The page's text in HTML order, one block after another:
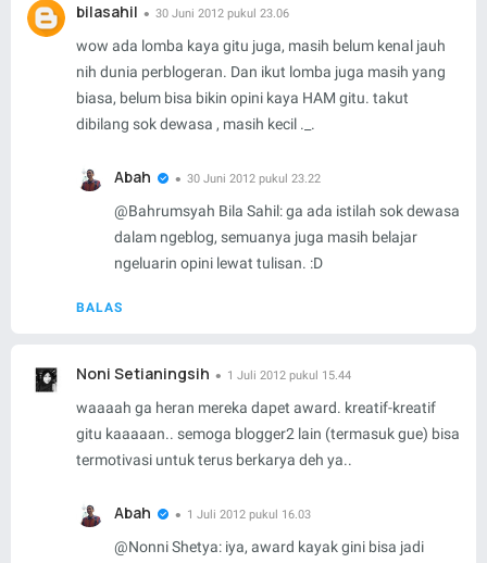
bilasahil 30 Juni 2012 pukul 23.06
wow ada lomba kaya gitu juga, masih belum kenal jauh
nih dunia perblogeran. Dan ikut lomba juga masih yang
biasa, belum bisa bikin opini kaya HAM gitu. takut
dibilang sok dewasa , masih kecil ._.
BALAS
Abah 30 Juni 2012 pukul 23.22
@Bahrumsyah Bila Sahil: ga ada istilah sok dewasa
dalam ngeblog, semuanya juga masih belajar
ngeluarin opini lewat tulisan. :D
Noni Setianingsih 1 Juli 2012 pukul 15.44
waaaah ga heran mereka dapet award. kreatif-kreatif
gitu kaaaaan.. semoga blogger2 lain (termasuk gue) bisa
termotivasi untuk terus berkarya deh ya..
Abah 1 Juli 2012 pukul 16.03
@Nonni Shetya: iya, award kayak gini bisa jadi